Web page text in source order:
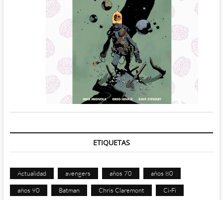
ETIQUETAS
Actualidad avengers años 70 años 80
años 90 Batman Chris Claremont Ci-Fi